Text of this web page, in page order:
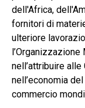
dell'Africa,
fornitori di
ulteriore
nell’attribuire alle
nell’economia
commercio